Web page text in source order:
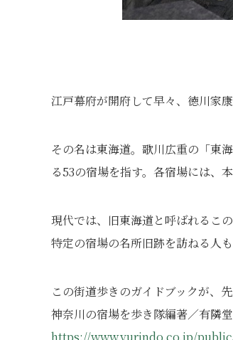
江戸幕府が開府して早々、徳川家
その名は東海道。歌川広重の「東
る53の宿場を指す。各宿場には、
現代では、旧東海道と呼ばれるこ
特定の宿場の名所旧跡を訪ねる人
この街道歩きのガイドブックが、
神奈川の宿場を歩き隊編著／有隣